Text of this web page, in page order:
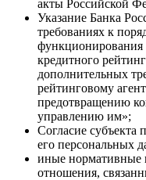
акты Российской
Указание Банка
требованиях к
функционирования
кредитного
дополнительных
рейтинговому
предотвращению
управлению им»;
Согласие субъекта
его персональных
иные нормативные
отношения,